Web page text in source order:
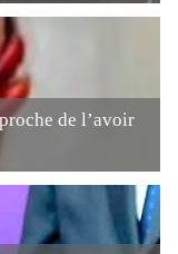
de l’avoir